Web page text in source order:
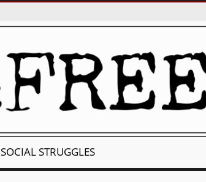
SOCIAL STRUGGLES